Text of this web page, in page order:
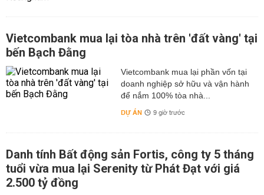
Vietcombank mua lại tòa nhà trên 'đất vàng' tại
bến Bạch Đằng
Vietcombank mua lại phần vốn tại
doanh nghiệp sở hữu và vận hành
để nắm 100% tòa nhà...
DỰ ÁN 9 giờ trước
Danh tính Bất động sản Fortis, công ty 5 tháng
tuổi vừa mua lại Serenity từ Phát Đạt với giá
2.500 tỷ đồng